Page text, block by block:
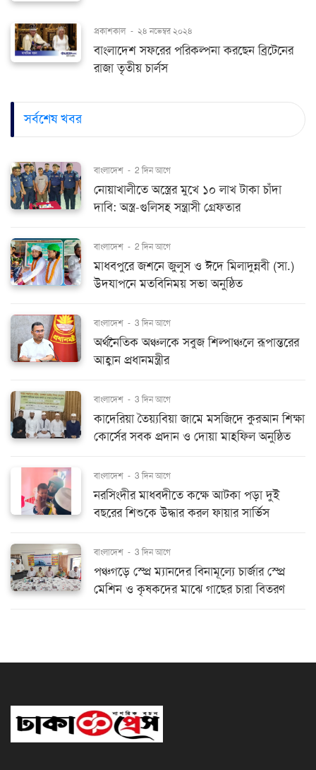
প্রকাশকাল - ২৪ নভেম্বর ২০২৪
বাংলাদেশ সফরের পরিকল্পনা করছেন ব্রিটেনের
রাজা তৃতীয় চার্লস
সর্বশেষ খবর
বাংলাদেশ - 2 দিন আগে
নোয়াখালীতে অস্ত্রের মুখে ১০ লাখ টাকা চাঁদা
দাবি: অস্ত্র-গুলিসহ সন্ত্রাসী গ্রেফতার
বাংলাদেশ - 2 দিন আগে
মাধবপুরে জশনে জুলুস ও ঈদে মিলাদুন্নবী (সা.)
উদযাপনে মতবিনিময় সভা অনুষ্ঠিত
বাংলাদেশ - 3 দিন আগে
অর্থনৈতিক অঞ্চলকে সবুজ শিল্পাঞ্চলে রূপান্তরের
আহ্বান প্রধানমন্ত্রীর
বাংলাদেশ - 3 দিন আগে
কাদেরিয়া তৈয়্যবিয়া জামে মসজিদে কুরআন শিক্ষা
কোর্সের সবক প্রদান ও দোয়া মাহফিল অনুষ্ঠিত
বাংলাদেশ - 3 দিন আগে
নরসিংদীর মাধবদীতে কক্ষে আটকা পড়া দুই
বছরের শিশুকে উদ্ধার করল ফায়ার সার্ভিস
বাংলাদেশ - 3 দিন আগে
পঞ্চগড়ে স্প্রে ম্যানদের বিনামূল্যে চার্জার স্প্রে
মেশিন ও কৃষকদের মাঝে গাছের চারা বিতরণ